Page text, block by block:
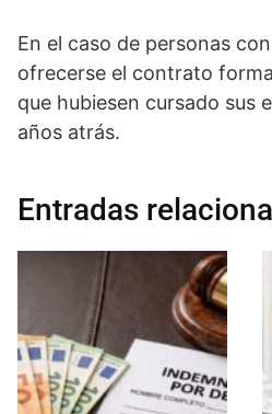
En el caso de personas
ofrecerse el contrato
que hubiesen cursado sus
años atrás.
Entradas